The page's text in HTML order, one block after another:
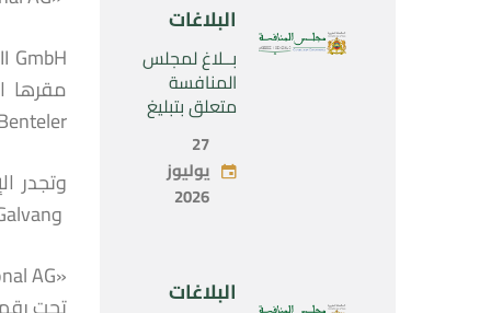
“Naturplas
Industrial
SARL”
البلاغات
بــلاغ لمجلس
المنافسة
متعلق بتبليغ
مشروع عملية
تركيز اقتصادي
يخص تولي
شركة « Fives
Industries SAS
27
يوليوز
2026
البلاغات
.
وGalvan International Limited « Galvan » .